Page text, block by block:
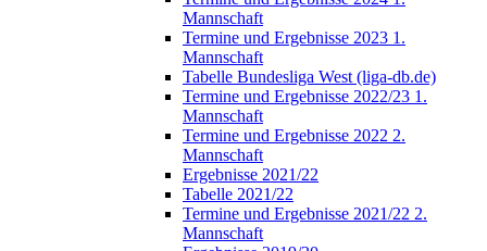
Mannschaft
Termine und Ergebnisse 2023 1.
Mannschaft
Tabelle Bundesliga West (liga-db.de)
Termine und Ergebnisse 2022/23 1.
Mannschaft
Termine und Ergebnisse 2022 2.
Mannschaft
Ergebnisse 2021/22
Tabelle 2021/22
Termine und Ergebnisse 2021/22 2.
Mannschaft